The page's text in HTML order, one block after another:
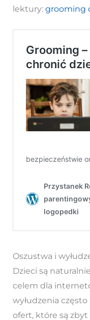
lektury: grooming
Oszustwa i
Dzieci są
celem dla
wyłudzenia
ofert, które są zbyt